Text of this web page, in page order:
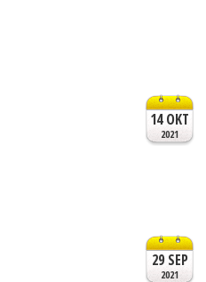
14 OKT
2021
29 SEP
2021